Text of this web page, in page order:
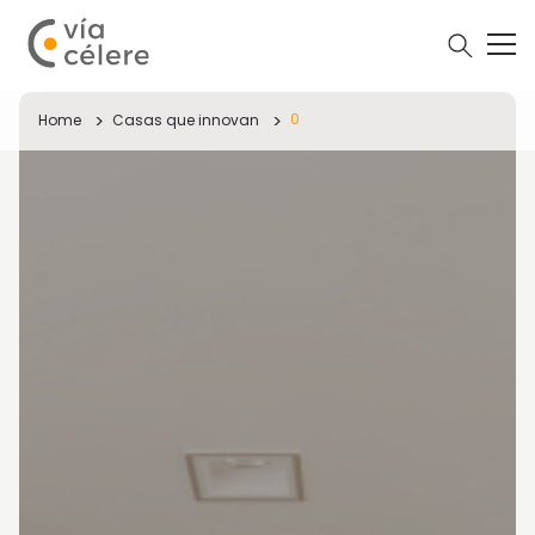
Home Casas que innovan 0